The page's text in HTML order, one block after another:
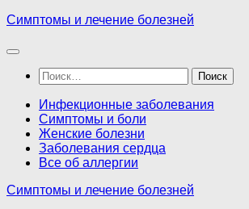
Перейти
содержимому
Симптомы и лечение болезней
Найти:
Инфекционные заболевания
Симптомы и боли
Женские болезни
Заболевания сердца
Все об аллергии
Симптомы и лечение болезней